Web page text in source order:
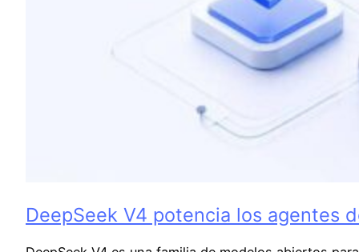
DeepSeek V4 potencia los agentes